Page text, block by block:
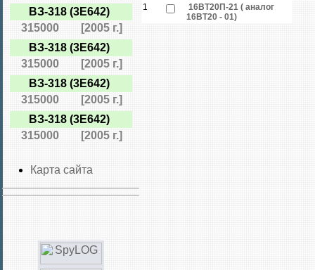
ВЗ-318 (3Е642)
315000
[2005 г.]
ВЗ-318 (3Е642)
315000
[2005 г.]
ВЗ-318 (3Е642)
315000
[2005 г.]
ВЗ-318 (3Е642)
315000
[2005 г.]
Карта сайта
1
16ВТ20П-21 ( аналог
16ВТ20 - 01)